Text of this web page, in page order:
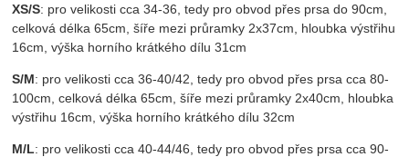
XS/S: pro velikosti cca 34-36, tedy pro obvod přes prsa do 90cm,
celková délka 65cm, šíře mezi průramky 2x37cm, hloubka výstřihu
16cm, výška horního krátkého dílu 31cm
S/M: pro velikosti cca 36-40/42, tedy pro obvod přes prsa cca 80-
100cm, celková délka 65cm, šíře mezi průramky 2x40cm, hloubka
výstřihu 16cm, výška horního krátkého dílu 32cm
M/L: pro velikosti cca 40-44/46, tedy pro obvod přes prsa cca 90-